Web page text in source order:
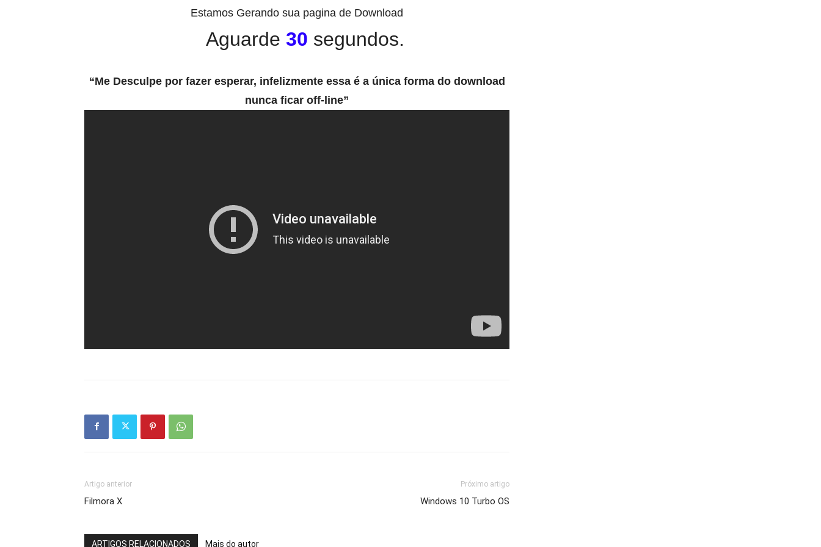
Estamos Gerando sua pagina de Download
Aguarde 30 segundos.
“Me Desculpe por fazer esperar, infelizmente essa é a única forma do download
nunca ficar off-line”
Artigo anterior
Filmora X
Próximo artigo
Windows 10 Turbo OS
ARTIGOS RELACIONADOS Mais do autor